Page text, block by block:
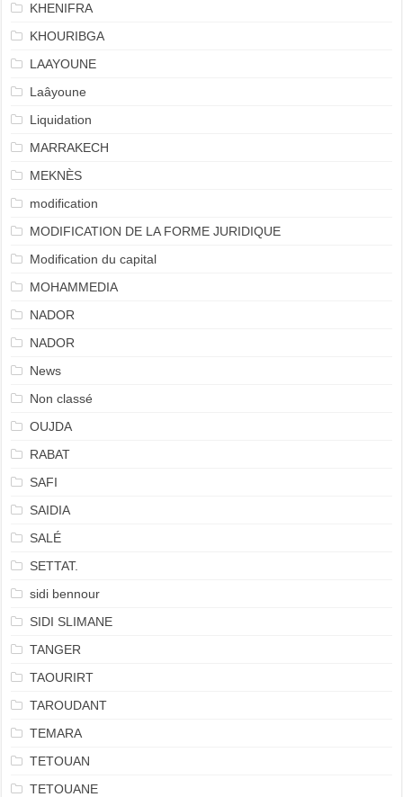
KHENIFRA
KHOURIBGA
LAAYOUNE
Laâyoune
Liquidation
MARRAKECH
MEKNÈS
modification
MODIFICATION DE LA FORME JURIDIQUE
Modification du capital
MOHAMMEDIA
NADOR
NADOR
News
Non classé
OUJDA
RABAT
SAFI
SAIDIA
SALÉ
SETTAT.
sidi bennour
SIDI SLIMANE
TANGER
TAOURIRT
TAROUDANT
TEMARA
TETOUAN
TETOUANE